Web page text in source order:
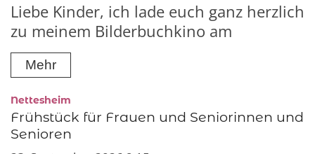
Liebe Kinder, ich lade euch ganz herzlich
zu meinem Bilderbuchkino am
Mehr
Nettesheim
Frühstück für Frauen und Seniorinnen und
Senioren